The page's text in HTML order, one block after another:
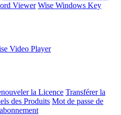
Viewer Wise Windows Key
Video Player
la Licence Transférer la
des Produits Mot de passe de